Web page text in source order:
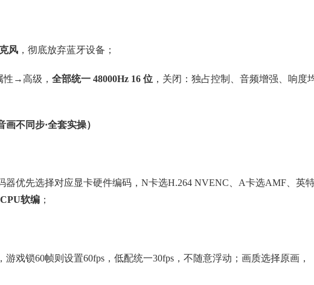
风 ，彻底放弃蓝牙设备；
性→高级， 全部统一 48000Hz 16 位 ，关闭：独占控制、音频增强、响度
不同步·全套实操）
器优先选择对应显卡硬件编码，N卡选H.264 NVENC、A卡选AMF、英
软编 ；
戏锁60帧则设置60fps，低配统一30fps，不随意浮动；画质选择原画，